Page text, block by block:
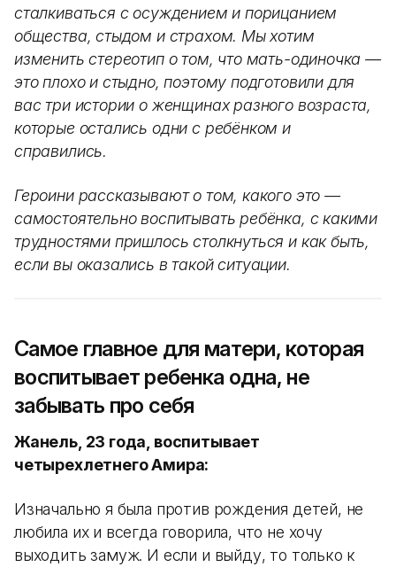
сталкиваться с осуждением и порицанием
общества, стыдом и страхом. Мы хотим
изменить стереотип о том, что мать-одиночка —
это плохо и стыдно, поэтому подготовили для
вас три истории о женщинах разного возраста,
которые остались одни с ребёнком и
справились.
Героини рассказывают о том, какого это —
самостоятельно воспитывать ребёнка, с какими
трудностями пришлось столкнуться и как быть,
если вы оказались в такой ситуации.
Самое главное для матери, которая
воспитывает ребенка одна, не
забывать про себя
Жанель, 23 года, воспитывает
четырехлетнего Амира:
Изначально я была против рождения детей, не
любила их и всегда говорила, что не хочу
выходить замуж. И если и выйду, то только к